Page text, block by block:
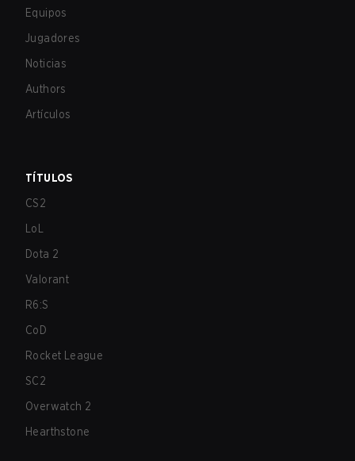
Equipos
Jugadores
Noticias
Authors
Artículos
TÍTULOS
CS2
LoL
Dota 2
Valorant
R6:S
CoD
Rocket League
SC2
Overwatch 2
Hearthstone